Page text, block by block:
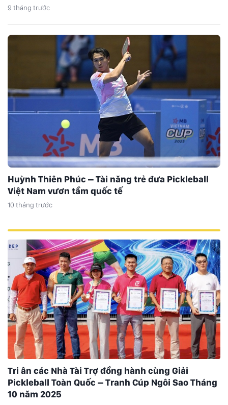
9 tháng trước
Huỳnh Thiên Phúc – Tài năng trẻ đưa Pickleball
Việt Nam vươn tầm quốc tế
10 tháng trước
Tri ân các Nhà Tài Trợ đồng hành cùng Giải
Pickleball Toàn Quốc – Tranh Cúp Ngôi Sao Tháng
10 năm 2025